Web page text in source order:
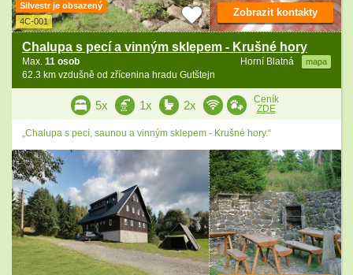
Silvestr je obsazený
4C-001
Chalupa s pecí a vinným sklepem - Krušné hory
Horní Blatná mapa
Max. 11 osob
62.3 km vzdušně od zřícenina hradu Gutštejn
Zobrazit kontakty
5x 1x 2x
Ceník
ZDE
„Chalupa s pecí, saunou a vinným sklepem - Krušné hory.“